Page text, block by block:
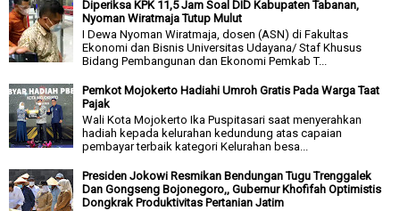
Diperiksa KPK 11,5 Jam Soal DID Kabupaten Tabanan,
Nyoman Wiratmaja Tutup Mulut
I Dewa Nyoman Wiratmaja, dosen (ASN) di Fakultas
Ekonomi dan Bisnis Universitas Udayana/ Staf Khusus
Bidang Pembangunan dan Ekonomi Pemkab T...
Pemkot Mojokerto Hadiahi Umroh Gratis Pada Warga Taat
Pajak
Wali Kota Mojokerto Ika Puspitasari saat menyerahkan
hadiah kepada kelurahan kedundung atas capaian
pembayar terbaik kategori Kelurahan besa...
Presiden Jokowi Resmikan Bendungan Tugu Trenggalek
Dan Gongseng Bojonegoro,, Gubernur Khofifah Optimistis
Dongkrak Produktivitas Pertanian Jatim